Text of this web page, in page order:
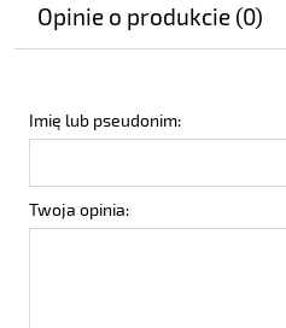
Opinie o produkcie (0)
Imię lub pseudonim:
Twoja opinia: